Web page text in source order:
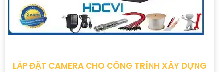
LẮP ĐẶT CAMERA CHO CÔNG TRÌNH XÂY DỰNG